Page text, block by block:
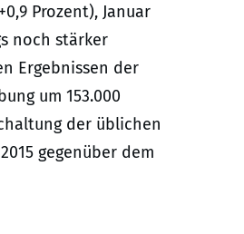
Prozent), Januar
noch stärker
Ergebnissen der
um 153.000
der üblichen
gegenüber dem